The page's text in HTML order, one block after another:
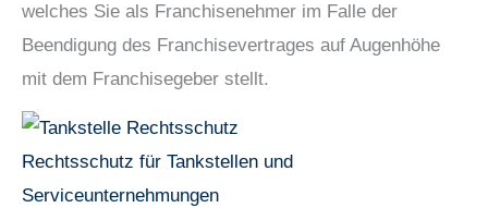
welches Sie als Franchisenehmer im Falle der
Beendigung des Franchisevertrages auf Augenhöhe
mit dem Franchisegeber stellt.
Rechtsschutz für Tankstellen und
Serviceunternehmungen